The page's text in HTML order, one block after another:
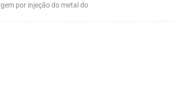
por injeção do metal do